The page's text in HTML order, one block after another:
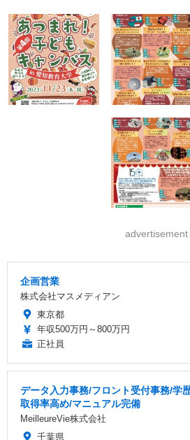
advertisement
企画営業
株式会社マスメディアン
東京都
年収500万円～800万円
正社員
データ入力事務/フロント受付事務/学
取得率高め/マニュアル完備
MeilleureVie株式会社
千葉県